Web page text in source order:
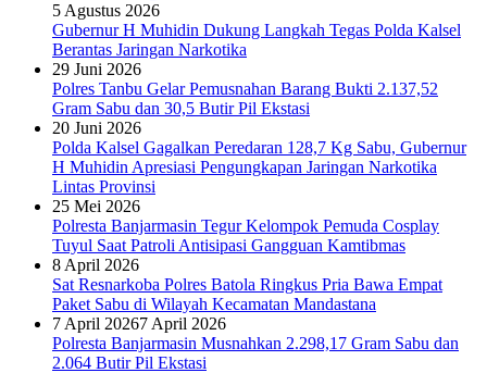
5 Agustus 2026
Gubernur H Muhidin Dukung Langkah Tegas Polda Kalsel
Berantas Jaringan Narkotika
29 Juni 2026
Polres Tanbu Gelar Pemusnahan Barang Bukti 2.137,52
Gram Sabu dan 30,5 Butir Pil Ekstasi
20 Juni 2026
Polda Kalsel Gagalkan Peredaran 128,7 Kg Sabu, Gubernur
H Muhidin Apresiasi Pengungkapan Jaringan Narkotika
Lintas Provinsi
25 Mei 2026
Polresta Banjarmasin Tegur Kelompok Pemuda Cosplay
Tuyul Saat Patroli Antisipasi Gangguan Kamtibmas
8 April 2026
Sat Resnarkoba Polres Batola Ringkus Pria Bawa Empat
Paket Sabu di Wilayah Kecamatan Mandastana
7 April 20267 April 2026
Polresta Banjarmasin Musnahkan 2.298,17 Gram Sabu dan
2.064 Butir Pil Ekstasi